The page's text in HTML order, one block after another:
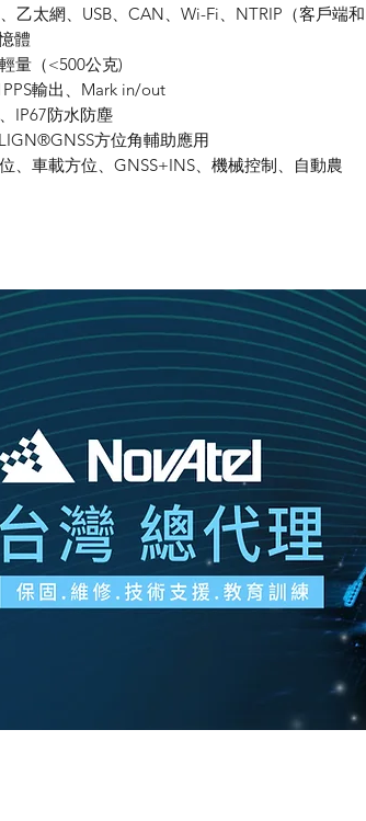
乙太網、USB、CAN、Wi-Fi、NTRIP（客戶端和
體
量（<500公克)
輸出、Mark in/out
IP67防水防塵
方位角輔助應用
、車載方位、GNSS+INS、機械控制、自動農